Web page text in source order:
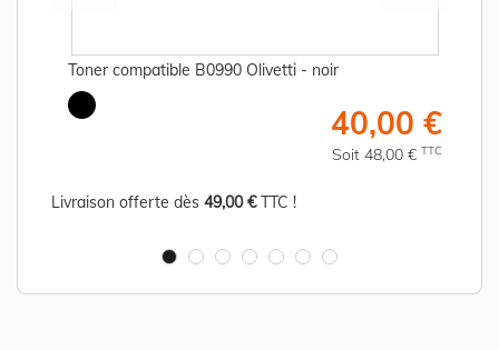
Toner compatible B0990 Olivetti - noir
40,00 €
Soit 48,00 € TTC
Livraison offerte dès 49,00 €TTC !